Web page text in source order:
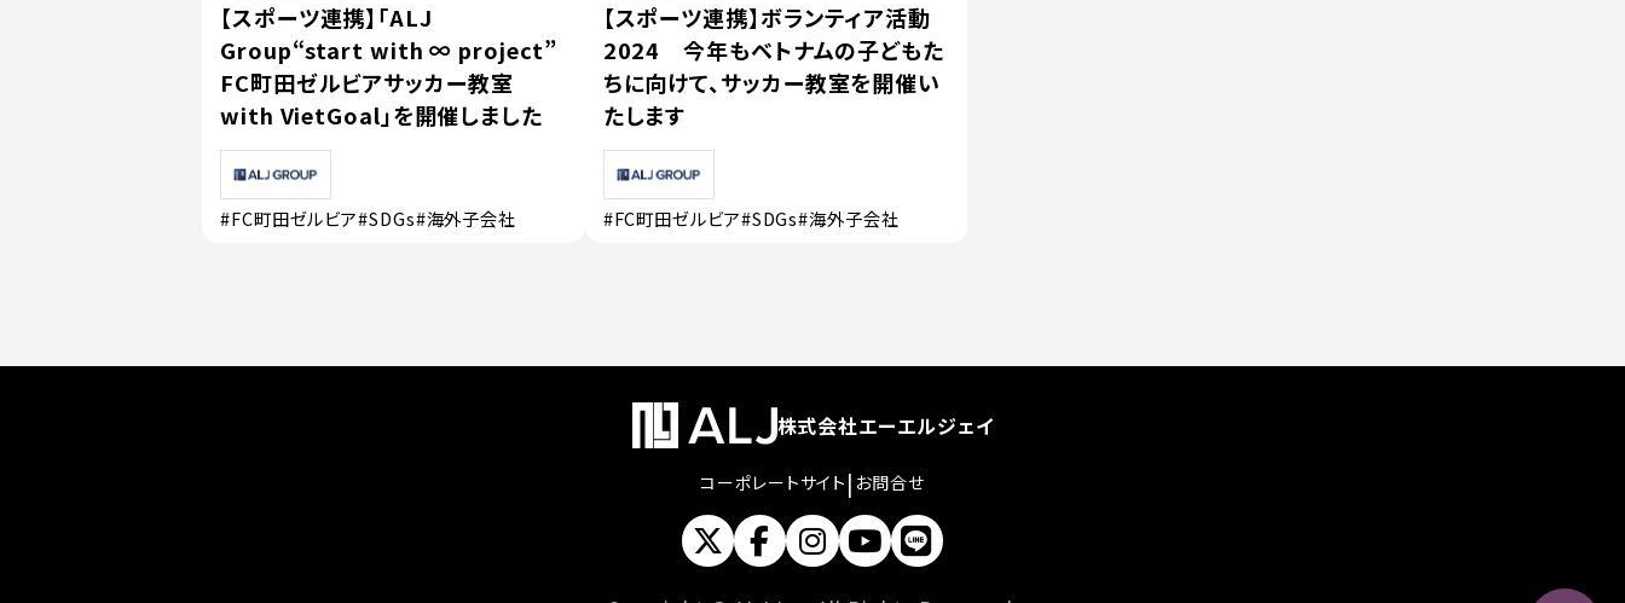
【スポーツ連携】「ALJ
Group“start with ∞ project”
FC町田ゼルビアサッカー教室
with VietGoal」を開催しました
#FC町田ゼルビア#SDGs#海外子会社
【スポーツ連携】ボランティア活動
2024 今年もベトナムの子どもた
ちに向けて、サッカー教室を開催い
たします
#FC町田ゼルビア#SDGs#海外子会社
株式会社エーエルジェイ
コーポレートサイト | お問合せ